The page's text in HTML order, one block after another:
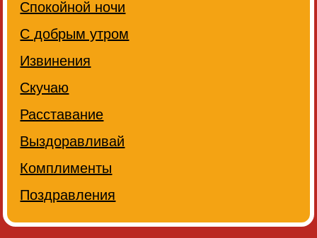
Спокойной ночи
С добрым утром
Извинения
Скучаю
Расставание
Выздоравливай
Комплименты
Поздравления